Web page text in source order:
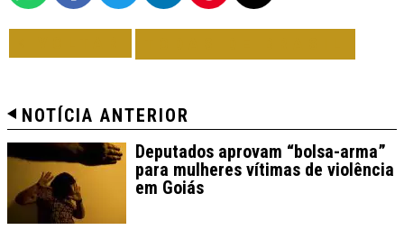
NOTÍCIA ANTERIOR
Deputados aprovam “bolsa-arma”
para mulheres vítimas de violência
em Goiás